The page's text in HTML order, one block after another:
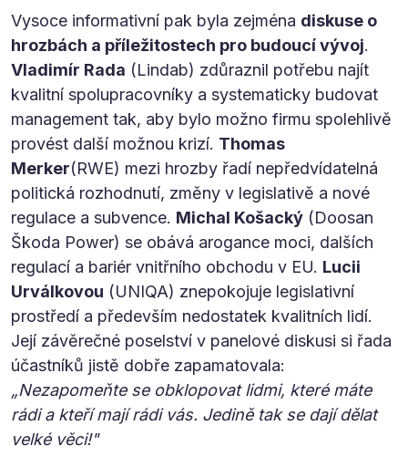
Vysoce informativní pak byla zejména diskuse o
hrozbách a příležitostech pro budoucí vývoj.
Vladimír Rada (Lindab) zdůraznil potřebu najít
kvalitní spolupracovníky a systematicky budovat
management tak, aby bylo možno firmu spolehlivě
provést další možnou krizí. Thomas
Merker(RWE) mezi hrozby řadí nepředvídatelná
politická rozhodnutí, změny v legislativě a nové
regulace a subvence. Michal Košacký (Doosan
Škoda Power) se obává arogance moci, dalších
regulací a bariér vnitřního obchodu v EU. Lucii
Urválkovou (UNIQA) znepokojuje legislativní
prostředí a především nedostatek kvalitních lidí.
Její závěrečné poselství v panelové diskusi si řada
účastníků jistě dobře zapamatovala:
„Nezapomeňte se obklopovat lidmi, které máte
rádi a kteří mají rádi vás. Jedině tak se dají dělat
velké věci!"